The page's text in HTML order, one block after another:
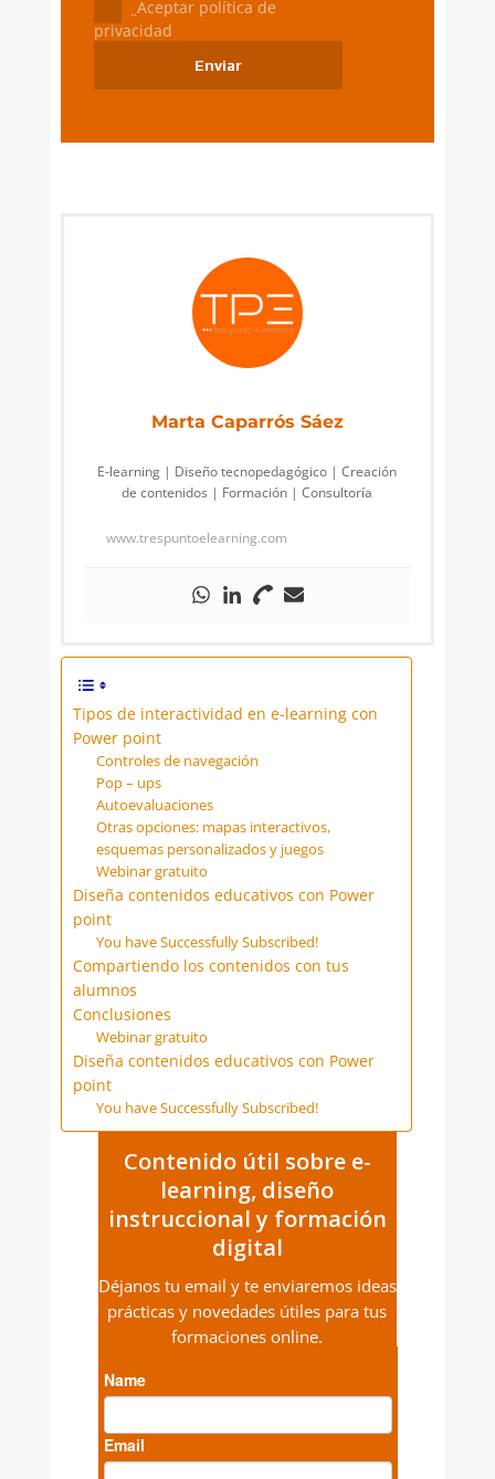
Aceptar política de
privacidad
Marta Caparrós Sáez
E-learning | Diseño tecnopedagógico | Creación
de contenidos | Formación | Consultoría
www.trespuntoelearning.com
Tipos de interactividad en e-learning con
Power point
Controles de navegación
Pop – ups
Autoevaluaciones
Otras opciones: mapas interactivos,
esquemas personalizados y juegos
Webinar gratuito
Diseña contenidos educativos con Power
point
You have Successfully Subscribed!
Compartiendo los contenidos con tus
alumnos
Conclusiones
Webinar gratuito
Diseña contenidos educativos con Power
point
You have Successfully Subscribed!
Contenido útil sobre e-
learning, diseño
instruccional y formación
digital
Déjanos tu email y te enviaremos ideas
prácticas y novedades útiles para tus
formaciones online.